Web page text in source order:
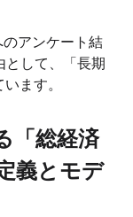
アンケート結
して、「長期
ます。
「総経済
義とモデ